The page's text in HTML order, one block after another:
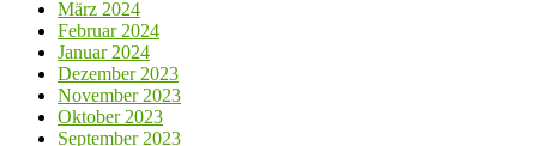
März 2024
Februar 2024
Januar 2024
Dezember 2023
November 2023
Oktober 2023
September 2023